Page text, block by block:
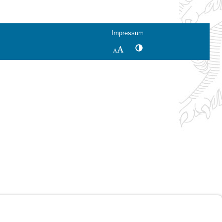
Impressum
SchriftgrößeKontrastwechsel